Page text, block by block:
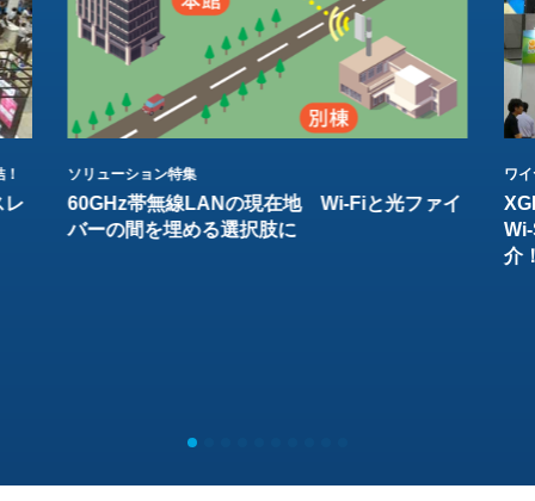
レ
ソリューション特集
60GHz帯無線LANの現在地 Wi-Fiと光ファイ
バーの間を埋める選択肢に
ワ
介